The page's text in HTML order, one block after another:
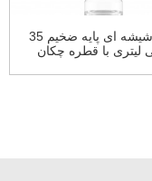
ویال شیشه ای پایه ضخیم 35
لیتری با قطره چکان